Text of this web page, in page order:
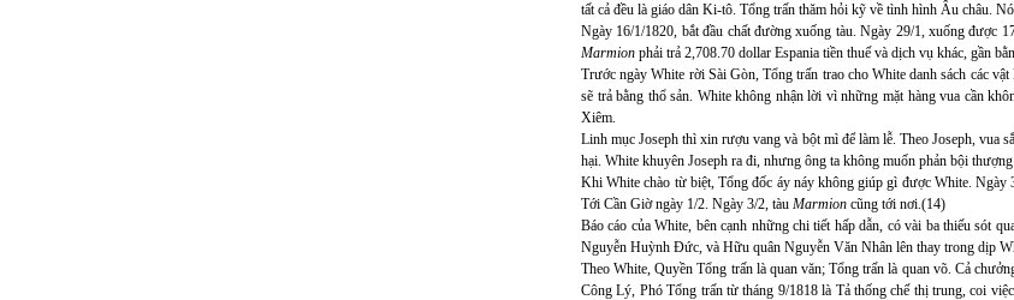
tất cả đều là giáo dân Ki-tô. Tổng trấn thăm hỏi kỹ về tình hình Âu châu.
Ngày 16/1/1820, bắt đầu chất đường xuống tàu. Ngày 29/1, xuống được
Marmion phải trả 2,708.70 dollar Espania tiền thuế và dịch vụ khác, gần
Trước ngày White rời Sài Gòn, Tổng trấn trao cho White danh sách các
sẽ trả bằng thổ sản. White không nhận lời vì những mặt hàng vua cần
Xiêm.
Linh mục Joseph thì xin rượu vang và bột mì để làm lễ. Theo Joseph, vua
hại. White khuyên Joseph ra đi, nhưng ông ta không muốn phản bội thượng
Khi White chào từ biệt, Tổng đốc áy náy không giúp gì được White.
Tới Cần Giờ ngày 1/2. Ngày 3/2, tàu Marmion cũng tới nơi.(14)
Báo cáo của White, bên cạnh những chi tiết hấp dẫn, có vài ba thiếu sót
Nguyễn Huỳnh Đức, và Hữu quân Nguyễn Văn Nhân lên thay trong dịp
Theo White, Quyền Tổng trấn là quan văn; Tổng trấn là quan võ. Cả
Công Lý, Phó Tổng trấn từ tháng 9/1818 là Tả thống chế thị trung, coi